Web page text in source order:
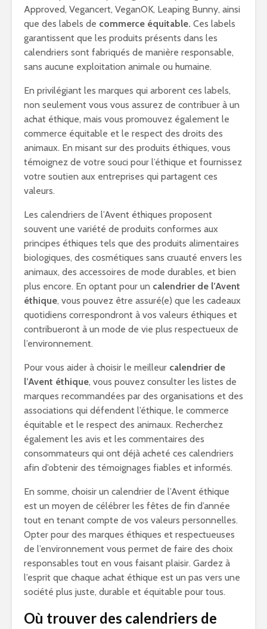
Approved, Vegancert, VeganOK, Leaping Bunny, ainsi
que des labels de commerce équitable. Ces labels
garantissent que les produits présents dans les
calendriers sont fabriqués de manière responsable,
sans aucune exploitation animale ou humaine.
En privilégiant les marques qui arborent ces labels,
non seulement vous vous assurez de contribuer à un
achat éthique, mais vous promouvez également le
commerce équitable et le respect des droits des
animaux. En misant sur des produits éthiques, vous
témoignez de votre souci pour l’éthique et fournissez
votre soutien aux entreprises qui partagent ces
valeurs.
Les calendriers de l’Avent éthiques proposent
souvent une variété de produits conformes aux
principes éthiques tels que des produits alimentaires
biologiques, des cosmétiques sans cruauté envers les
animaux, des accessoires de mode durables, et bien
plus encore. En optant pour un calendrier de l’Avent
éthique, vous pouvez être assuré(e) que les cadeaux
quotidiens correspondront à vos valeurs éthiques et
contribueront à un mode de vie plus respectueux de
l’environnement.
Pour vous aider à choisir le meilleur calendrier de
l’Avent éthique, vous pouvez consulter les listes de
marques recommandées par des organisations et des
associations qui défendent l’éthique, le commerce
équitable et le respect des animaux. Recherchez
également les avis et les commentaires des
consommateurs qui ont déjà acheté ces calendriers
afin d’obtenir des témoignages fiables et informés.
En somme, choisir un calendrier de l’Avent éthique
est un moyen de célébrer les fêtes de fin d’année
tout en tenant compte de vos valeurs personnelles.
Opter pour des marques éthiques et respectueuses
de l’environnement vous permet de faire des choix
responsables tout en vous faisant plaisir. Gardez à
l’esprit que chaque achat éthique est un pas vers une
société plus juste, durable et équitable pour tous.
Où trouver des calendriers de